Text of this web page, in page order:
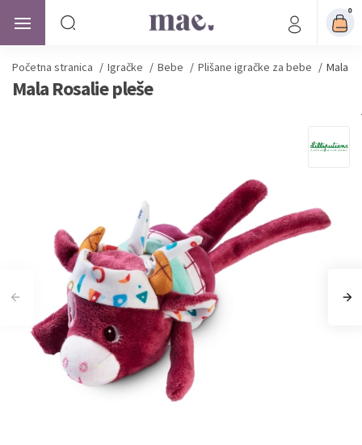
0
Početna stranica / Igračke / Bebe / Plišane igračke za bebe / Mala
Mala Rosalie pleše